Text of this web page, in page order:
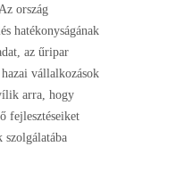
ország
hatékonyságának
az űripar
vállalkozások
arra, hogy
fejlesztéseiket